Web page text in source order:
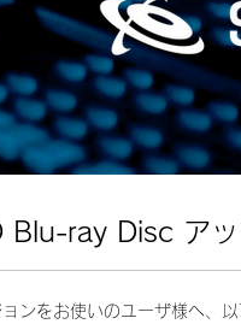
Blu-ray Disc アッ
ンをお使いのユーザ様へ、以